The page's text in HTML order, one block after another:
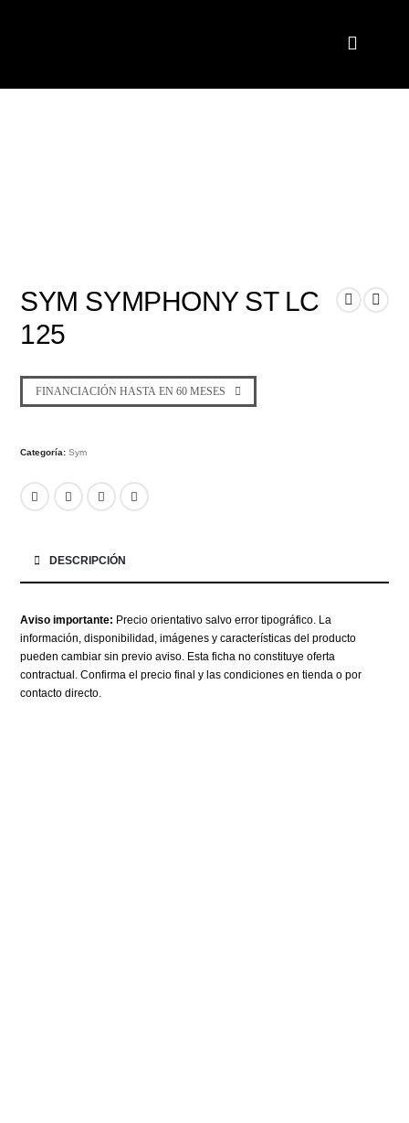
SYM SYMPHONY ST LC
125
FINANCIACIÓN HASTA EN 60 MESES
Categoría:Sym
DESCRIPCIÓN
Aviso importante: Precio orientativo salvo error tipográfico. La
información, disponibilidad, imágenes y características del producto
pueden cambiar sin previo aviso. Esta ficha no constituye oferta
contractual. Confirma el precio final y las condiciones en tienda o por
contacto directo.